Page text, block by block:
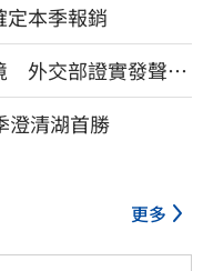
本季報銷
外交部證實發聲
清湖首勝
更多